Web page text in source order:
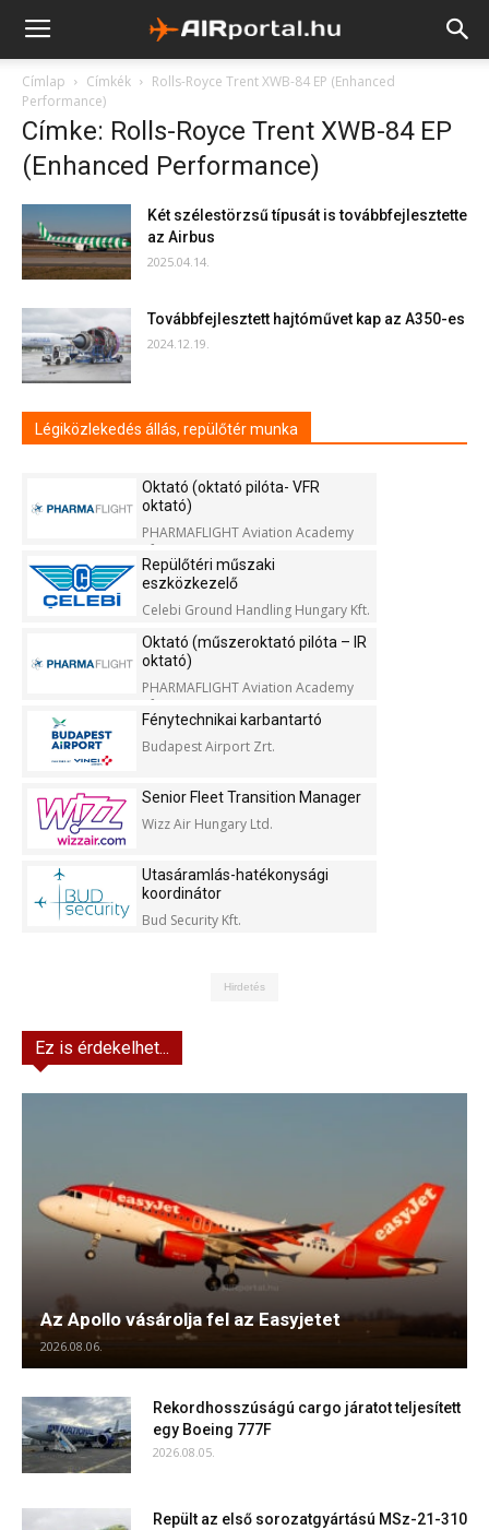
Címlap Címkék
Rolls-Royce Trent XWB-84 EP (Enhanced
Performance)
Címke: Rolls-Royce Trent XWB-84 EP
(Enhanced Performance)
Két szélestörzsű típusát is továbbfejlesztette
az Airbus
2025.04.14.
Továbbfejlesztett hajtóművet kap az A350-es
2024.12.19.
Légiközlekedés állás, repülőtér munka
Oktató (oktató pilóta- VFR
oktató)
PHARMAFLIGHT Aviation Academy
Kft.
Repülőtéri műszaki
eszközkezelő
Celebi Ground Handling Hungary Kft.
Oktató (műszeroktató pilóta – IR
oktató)
PHARMAFLIGHT Aviation Academy
Kft.
Fénytechnikai karbantartó
Budapest Airport Zrt.
Senior Fleet Transition Manager
Wizz Air Hungary Ltd.
Utasáramlás-hatékonysági
koordinátor
Bud Security Kft.
Hirdetés
Ez is érdekelhet...
Az Apollo vásárolja fel az Easyjetet
2026.08.06.
Rekordhosszúságú cargo járatot teljesített
egy Boeing 777F
2026.08.05.
Repült az első sorozatgyártású MSz-21-310